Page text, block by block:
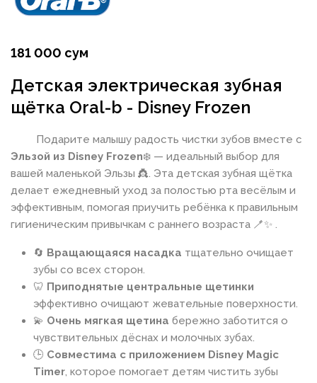
181 000 сум
Детская электрическая зубная
щётка Oral-b - Disney Frozen
Подарите малышу радость чистки зубов вместе с
Эльзой из Disney Frozen❄️ — идеальный выбор для
вашей маленькой Эльзы 👸. Эта детская зубная щётка
делает ежедневный уход за полостью рта весёлым и
эффективным, помогая приучить ребёнка к правильным
гигиеническим привычкам с раннего возраста 🪥✨ .
🔄 Вращающаяся насадка тщательно очищает
зубы со всех сторон.
🦷 Приподнятые центральные щетинки
эффективно очищают жевательные поверхности.
💫 Очень мягкая щетина бережно заботится о
чувствительных дёснах и молочных зубах.
🕒 Совместима с приложением Disney Magic
Timer, которое помогает детям чистить зубы